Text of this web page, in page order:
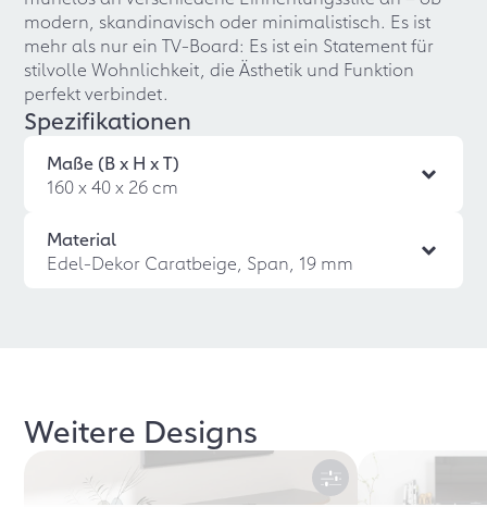
modern, skandinavisch oder minimalistisch. Es ist
mehr als nur ein TV-Board: Es ist ein Statement für
stilvolle Wohnlichkeit, die Ästhetik und Funktion
perfekt verbindet.
Spezifikationen
Maße (B x H x T)
160 x 40 x 26 cm
Material
Edel-Dekor Caratbeige, Span, 19 mm
Weitere Designs